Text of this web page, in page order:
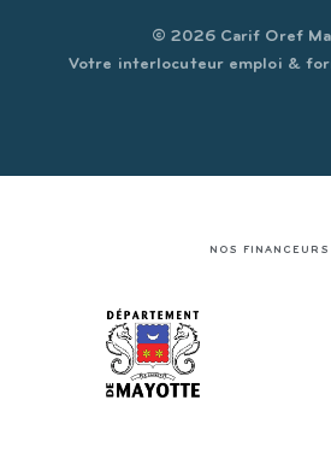
© 2026 Carif Oref
Votre interlocuteur emploi &
NOS FINANCEURS